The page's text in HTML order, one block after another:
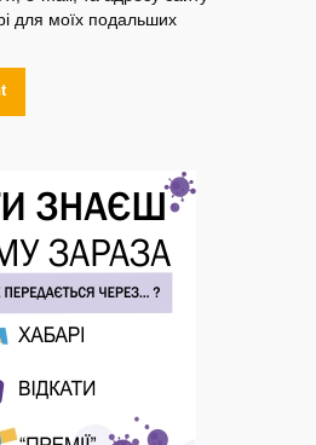
для моїх подальших